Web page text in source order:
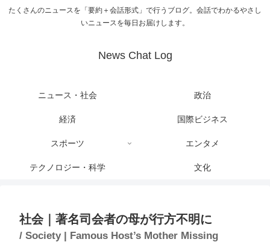
たくさんのニュースを「要約＋会話形式」で行うブログ。会話でわかるやさし
いニュースを毎日お届けします。
News Chat Log
ニュース・社会 政治
経済 国際ビジネス
スポーツ エンタメ
テクノロジー・科学 文化
社会｜著名司会者の母が行方不明に
/ Society | Famous Host’s Mother Missing